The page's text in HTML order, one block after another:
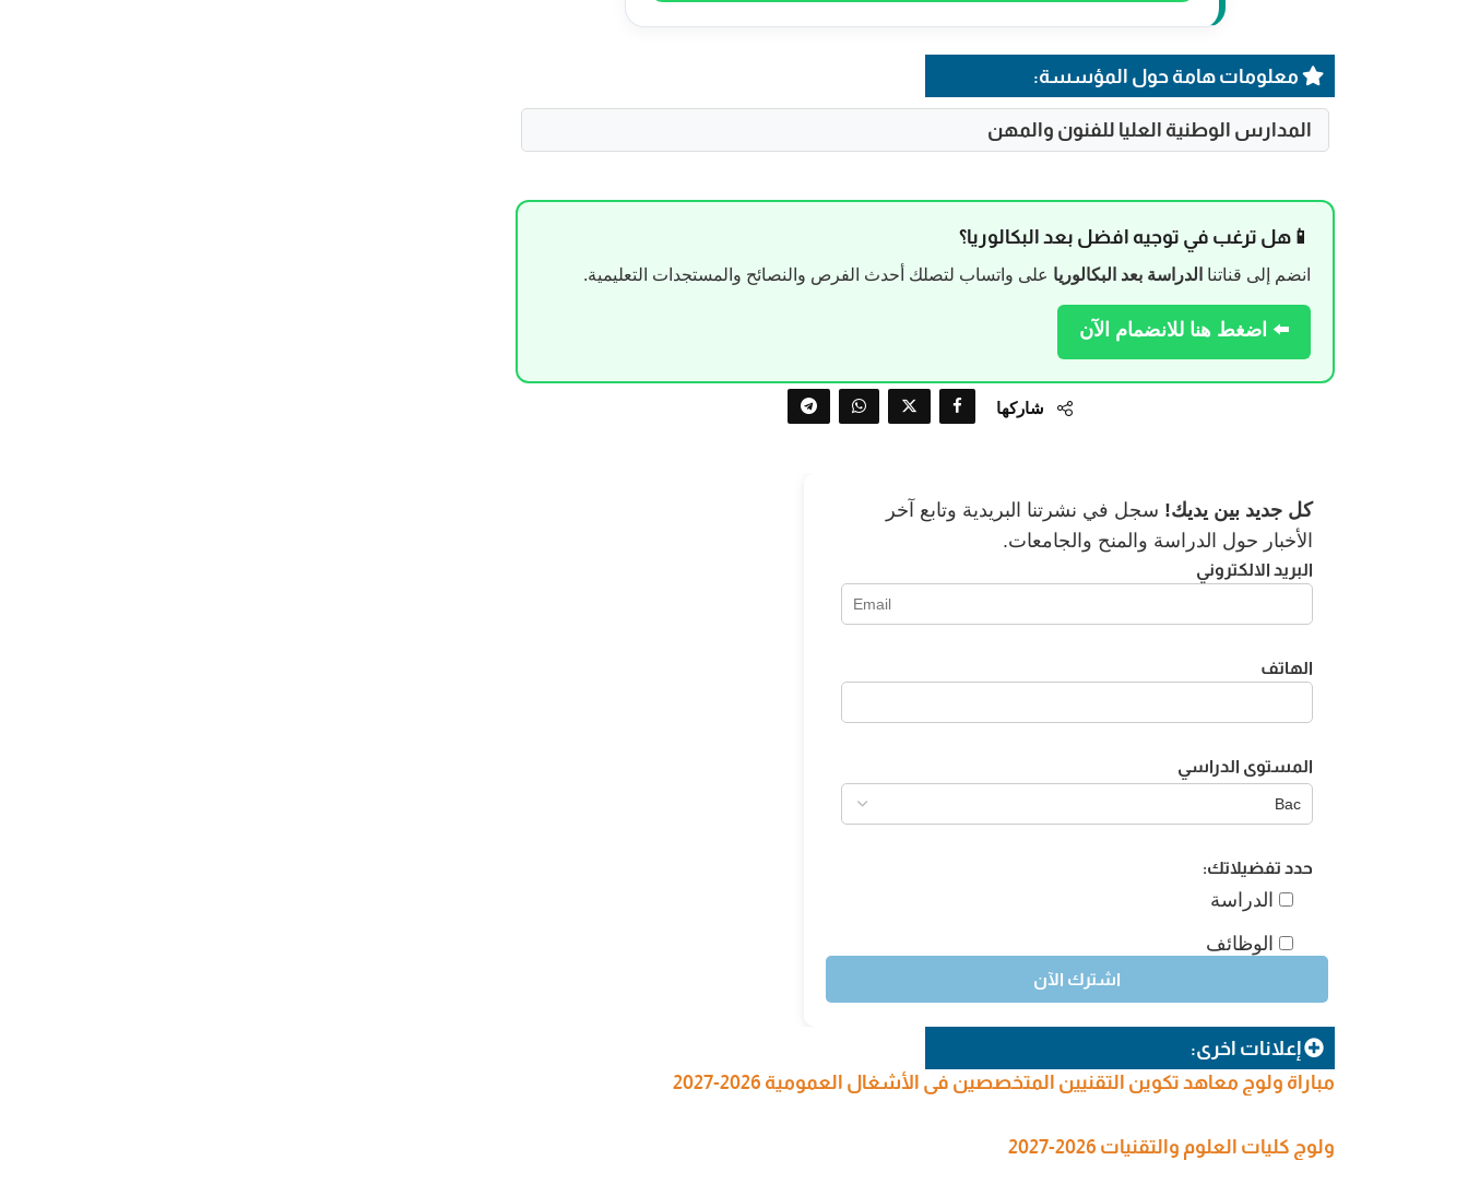
معلومات هامة حول المؤسسة:
المدارس الوطنية العليا للفنون والمهن
📱هل ترغب في توجيه افضل بعد البكالوريا؟
انضم إلى قناتنا الدراسة بعد البكالوريا على واتساب لتصلك أحدث الفرص والنصائح والمستجدات التعليمية.
⬅️ اضغط هنا للانضمام الآن
شاركها
كل جديد بين يديك! سجل في نشرتنا البريدية وتابع آخر
الأخبار حول الدراسة والمنح والجامعات.
البريد الالكتروني
الهاتف
المستوى الدراسي
حدد تفضيلاتك:
الدراسة
الوظائف
إعلانات اخرى:
مباراة ولوج معاهد تكوين التقنيين المتخصصين في الأشغال العمومية 2026-2027
ولوج كليات العلوم والتقنيات 2026-2027